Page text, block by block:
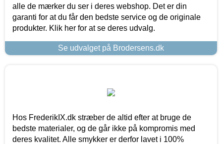
alle de mærker du ser i deres webshop. Det er din
garanti for at du får den bedste service og de originale
produkter. Klik her for at se deres udvalg.
Se udvalget på Brodersens.dk
Hos FrederikIX.dk stræber de altid efter at bruge de
bedste materialer, og de går ikke på kompromis med
deres kvalitet. Alle smykker er derfor lavet i 100%